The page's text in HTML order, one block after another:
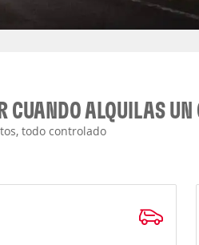
CUANDO ALQUILAS UN
todo controlado